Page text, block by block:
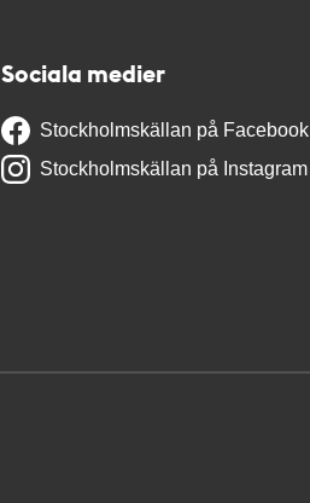
Sociala medier
Stockholmskällan på Facebook
Stockholmskällan på Instagram